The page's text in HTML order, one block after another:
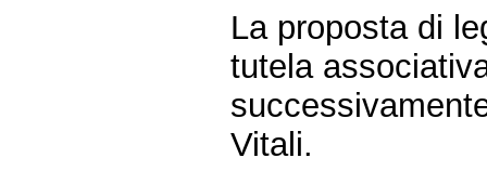
La proposta di
tutela
Vitali.